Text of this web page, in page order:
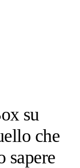
su
che
sapere